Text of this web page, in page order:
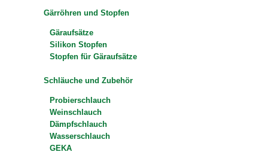
Gärröhren und Stopfen
Gäraufsätze
Silikon Stopfen
Stopfen für Gäraufsätze
Schläuche und Zubehör
Probierschlauch
Weinschlauch
Dämpfschlauch
Wasserschlauch
GEKA